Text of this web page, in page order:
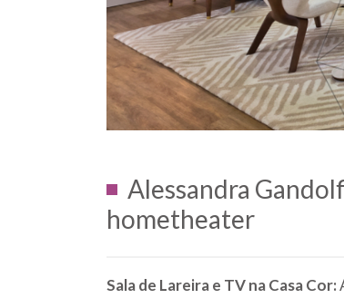
Alessandra
hometheater
Sala de Lareira e TV na Casa Cor: